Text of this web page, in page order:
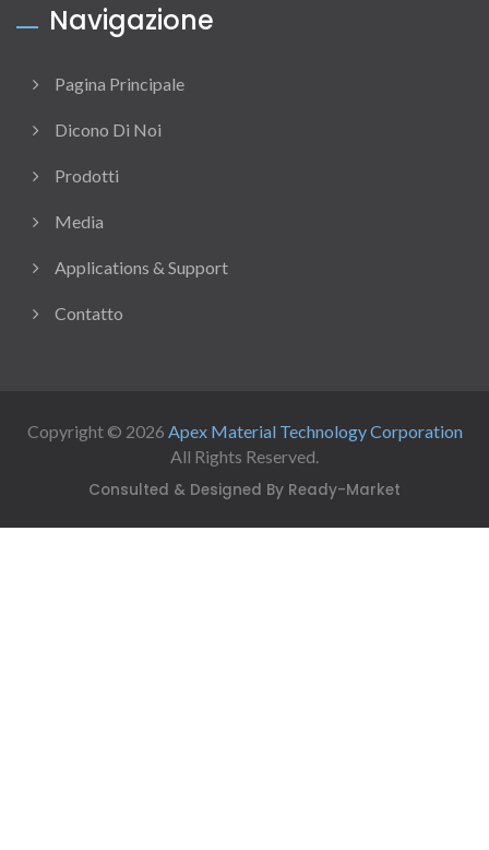
Navigazione
Pagina Principale
Dicono Di Noi
Prodotti
Media
Applications & Support
Contatto
Copyright © 2026 Apex Material Technology Corporation
All Rights Reserved.
Consulted & Designed By Ready-Market